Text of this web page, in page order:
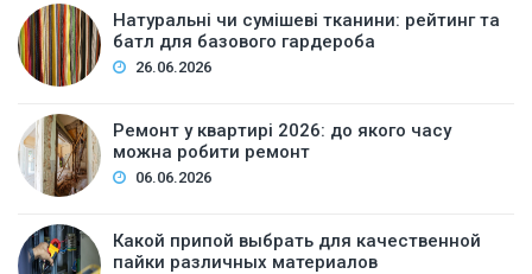
Натуральні чи сумішеві тканини: рейтинг та
батл для базового гардероба
26.06.2026
Ремонт у квартирі 2026: до якого часу
можна робити ремонт
06.06.2026
Какой припой выбрать для качественной
пайки различных материалов